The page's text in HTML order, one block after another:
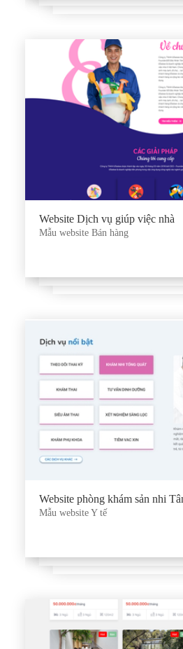
Website Dịch vụ giúp việc nhà
Mẫu website Bán hàng
Website phòng khám sản nhi
Mẫu website Y tế